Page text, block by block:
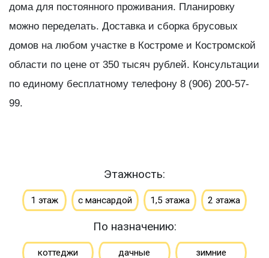
дома для постоянного проживания. Планировку
можно переделать. Доставка и сборка брусовых
домов на любом участке в Костроме и Костромской
области по цене от 350 тысяч рублей. Консультации
по единому бесплатному телефону 8 (906) 200-57-
99.
Этажность:
1 этаж с мансардой 1,5 этажа 2 этажа
По назначению:
коттеджи дачные зимние